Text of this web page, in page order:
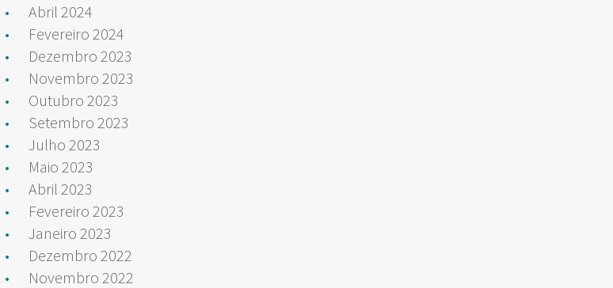
Abril 2024
Fevereiro 2024
Dezembro 2023
Novembro 2023
Outubro 2023
Setembro 2023
Julho 2023
Maio 2023
Abril 2023
Fevereiro 2023
Janeiro 2023
Dezembro 2022
Novembro 2022